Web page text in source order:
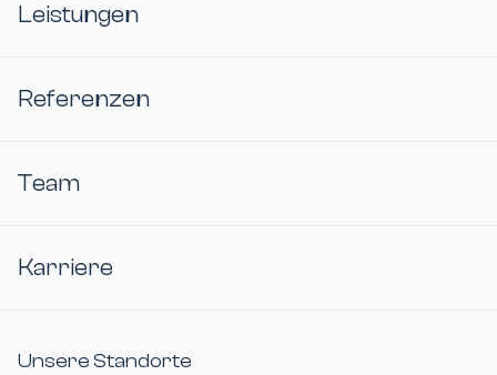
Leistungen
Referenzen
Team
Karriere
Unsere Standorte